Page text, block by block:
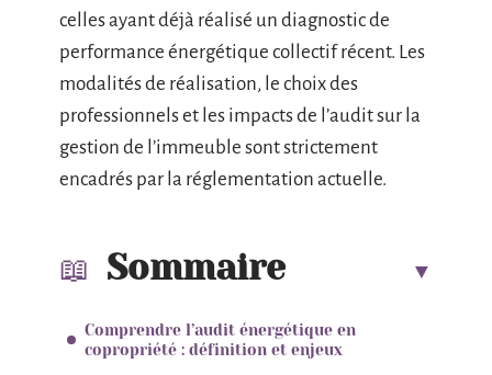
celles ayant déjà réalisé un diagnostic de
performance énergétique collectif récent. Les
modalités de réalisation, le choix des
professionnels et les impacts de l’audit sur la
gestion de l’immeuble sont strictement
encadrés par la réglementation actuelle.
Sommaire
Comprendre l’audit énergétique en
copropriété : définition et enjeux